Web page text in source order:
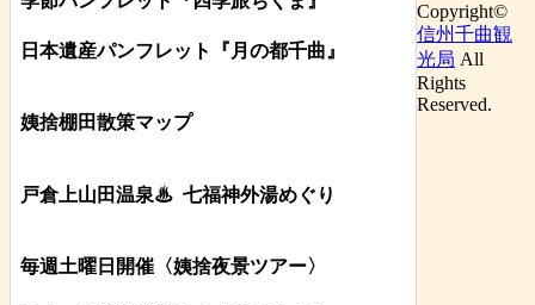
日本遺産パンフレット 『月の都千曲 』
姨捨棚田散策マップ
戸倉上山田温泉♨ 七福神外湯めぐり
毎週土曜日開催〈姨捨夜景ツアー〉
Copyright©
信州千曲観
光局 All
Rights
Reserved.